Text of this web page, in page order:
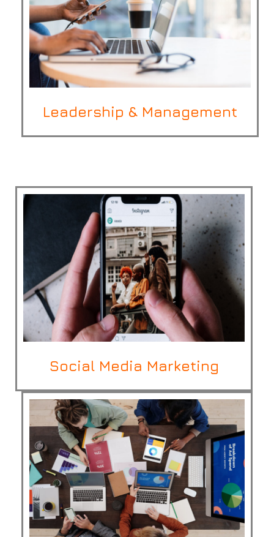
Leadership & Management
Social Media Marketing